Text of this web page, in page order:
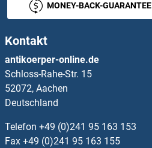
OR2A14 ELISA Kits
OR2A2 ELISA Kits
OR2A25 ELISA Kits
OR2A4 ELISA Kits
OR2A5 ELISA Kits
MONEY-BACK-GUARANTEE
Kontakt
antikoerper-online.de
Schloss-Rahe-Str. 15
52072, Aachen
Deutschland
Telefon +49 (0)241 95 163 153
Fax +49 (0)241 95 163 155